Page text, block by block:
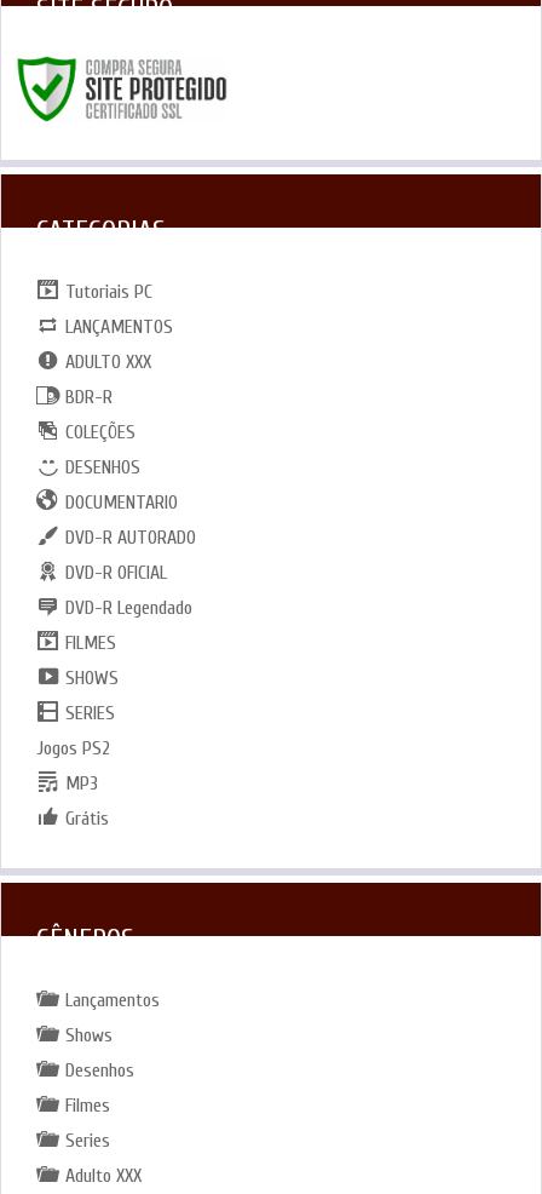
SITE SEGURO
CATEGORIAS
Tutoriais PC
LANÇAMENTOS
ADULTO XXX
BDR-R
COLEÇÕES
DESENHOS
DOCUMENTARIO
DVD-R AUTORADO
DVD-R OFICIAL
DVD-R Legendado
FILMES
SHOWS
SERIES
Jogos PS2
MP3
Grátis
GÊNEROS
Lançamentos
Shows
Desenhos
Filmes
Series
Adulto XXX